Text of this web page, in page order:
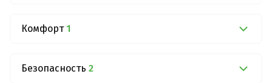
Комфорт 1
Безопасность 2